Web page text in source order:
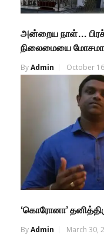
அன்றைய நாள்…
நிலைமையை
ByAdmin October
‘கொரோனா’
ByAdmin March 30,